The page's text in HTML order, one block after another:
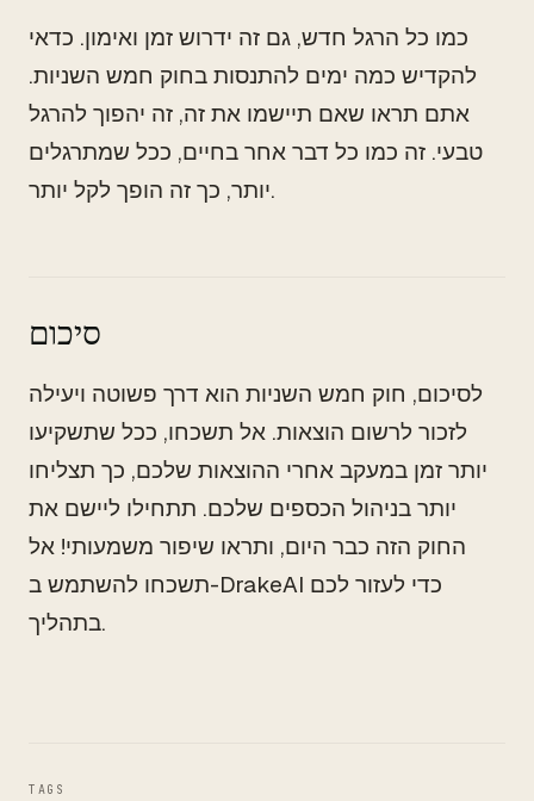
כמו כל הרגל חדש, גם זה ידרוש זמן ואימון. כדאי
להקדיש כמה ימים להתנסות בחוק חמש השניות.
אתם תראו שאם תיישמו את זה, זה יהפוך להרגל
טבעי. זה כמו כל דבר אחר בחיים, ככל שמתרגלים
יותר, כך זה הופך לקל יותר.
סיכום
לסיכום, חוק חמש השניות הוא דרך פשוטה ויעילה
לזכור לרשום הוצאות. אל תשכחו, ככל שתשקיעו
יותר זמן במעקב אחרי ההוצאות שלכם, כך תצליחו
יותר בניהול הכספים שלכם. תתחילו ליישם את
החוק הזה כבר היום, ותראו שיפור משמעותי! אל
תשכחו להשתמש ב-DrakeAI כדי לעזור לכם
בתהליך.
TAGS